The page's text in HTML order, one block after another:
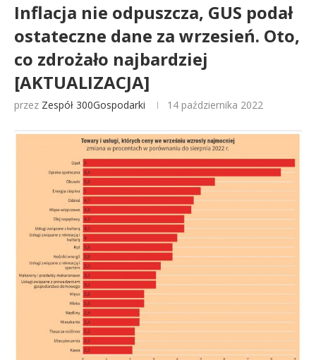
Inflacja nie odpuszcza, GUS podał
ostateczne dane za wrzesień. Oto,
co zdrożało najbardziej
[AKTUALIZACJA]
przez Zespół 300Gospodarki 14 października 2022